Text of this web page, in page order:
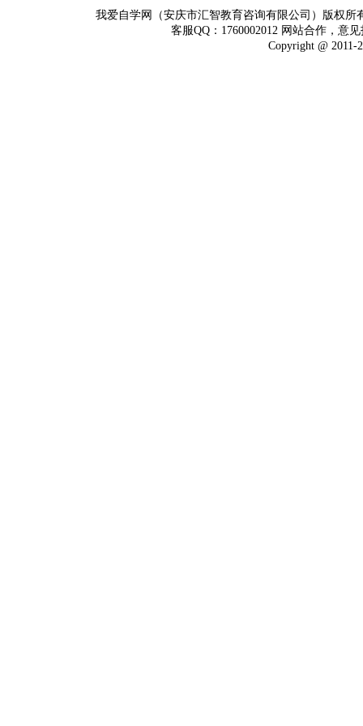
我爱自学网（安庆市汇智教育咨询有限公司）版权
客服QQ：1760002012 网站合作，意
Copyright @